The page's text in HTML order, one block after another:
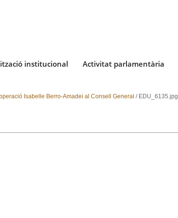
institucional Activitat parlamentària
Isabelle Berro-Amadei al Consell General / EDU_6135.jpg